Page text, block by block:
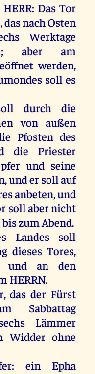
HERR: Das Tor
,dasnachOsten
Werktage
;aber
am
werden,
soll es
durch
die
von außen
Pfosten des
die
Priester
und seine
,undersollauf
anbeten,und
sollabernicht
biszumAbend.
Landes
soll
dieses Tores,
und an
den
HERRN.
,das der Fürst
Sabbattag
Lämmer
Widder ohne
:ein
Epha